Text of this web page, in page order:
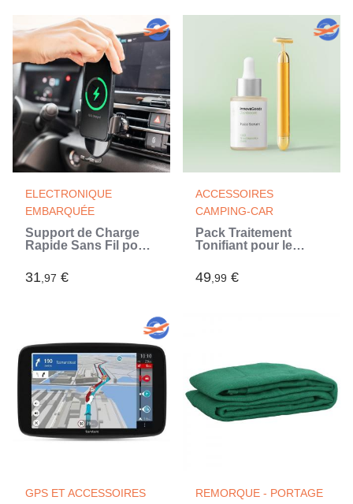
ELECTRONIQUE
EMBARQUÉE
Support de Charge
Rapide Sans Fil pour
InnovaGoods
31,97 €
ACCESSOIRES
CAMPING-CAR
Pack Traitement
Tonifiant pour le
InnovaGoods
49,99 €
GPS ET ACCESSOIRES REMORQUE - PORTAGE